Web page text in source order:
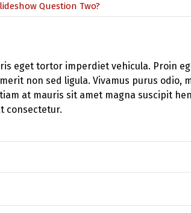
Question Two?
eget tortor imperdiet vehicula. Proin
non sed ligula. Vivamus purus odio,
at mauris sit amet magna suscipit
consectetur.